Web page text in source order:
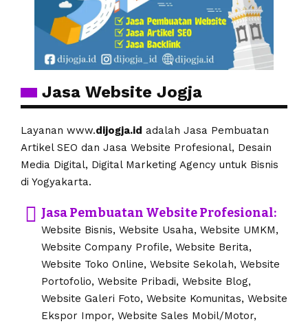
Jasa Website Jogja
Layanan www.dijogja.id adalah Jasa Pembuatan
Artikel SEO dan Jasa Website Profesional, Desain
Media Digital, Digital Marketing Agency untuk Bisnis
di Yogyakarta.
Jasa Pembuatan Website Profesional:
Website Bisnis, Website Usaha, Website UMKM,
Website Company Profile, Website Berita,
Website Toko Online, Website Sekolah, Website
Portofolio, Website Pribadi, Website Blog,
Website Galeri Foto, Website Komunitas, Website
Ekspor Impor, Website Sales Mobil/Motor,